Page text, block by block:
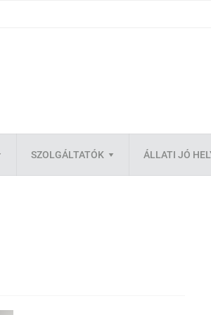
SZOLGÁLTATÓK ÁLLATI JÓ